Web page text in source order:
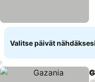
Valitse päivät